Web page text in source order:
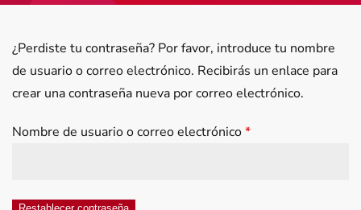
¿Perdiste tu contraseña? Por favor, introduce tu nombre
de usuario o correo electrónico. Recibirás un enlace para
crear una contraseña nueva por correo electrónico.
Nombre de usuario o correo electrónico*Obligatorio